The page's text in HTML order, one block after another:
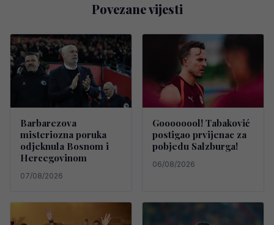
Povezane vijesti
Barbarezova
misteriozna poruka
odjeknula Bosnom i
Hercegovinom
07/08/2026
Goooooool! Tabaković
postigao prvijenac za
pobjedu Salzburga!
06/08/2026